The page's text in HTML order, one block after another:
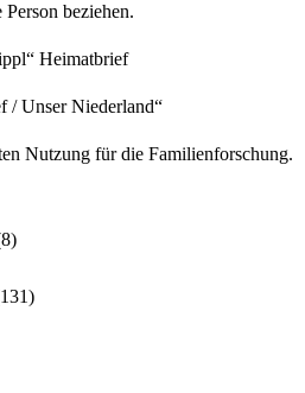
beziehen.
Heimatbrief
/ Unser Niederland“
Nutzung für die Familienforschung.